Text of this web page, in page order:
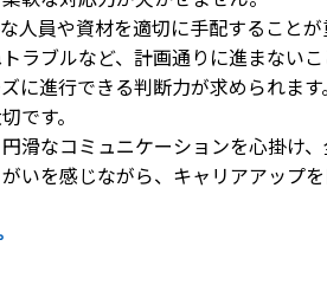
人員や資材を適切に手配することが
ラブルなど、計画通りに進まないこ
に進行できる判断力が求められます。
です。
滑なコミュニケーションを心掛け
いを感じながら、キャリアアップを